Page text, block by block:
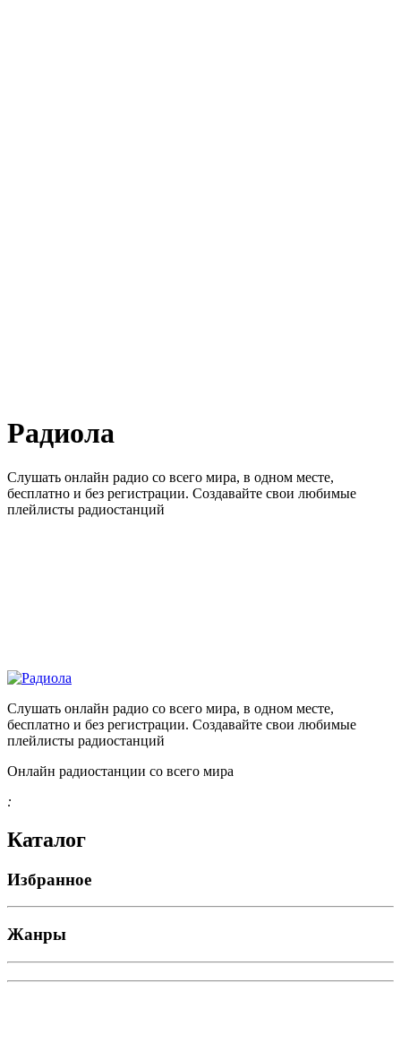
Радиола
Слушать онлайн радио со всего мира, в одном месте,
бесплатно и без регистрации. Создавайте свои любимые
плейлисты радиостанций
Слушать онлайн радио со всего мира, в одном месте,
бесплатно и без регистрации. Создавайте свои любимые
плейлисты радиостанций
Онлайн радиостанции со всего мира
:
Каталог
Избранное
Жанры